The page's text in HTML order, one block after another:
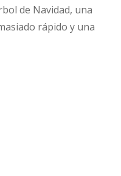
de Navidad, una
rápido y una